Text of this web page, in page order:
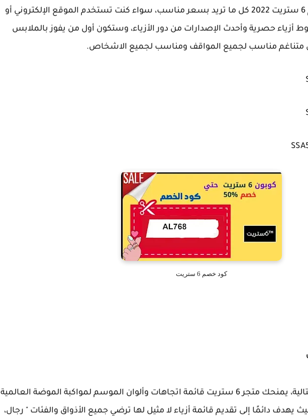
المنزل، يوفر لك كود خصم 6 ستريت 2022 كل ما تريد بسعر مناسب، سواء كنت تستخدم الموقع الإلكتروني أو
أزياء حصرية وأحدث الإصدارات من دور الأزياء، وستكون أول من يفوز بالملابس
متناغم مناسب لجميع المواقف ومناسب لجميع الاشخاص.
كود خصم 6 ستريت
في المواسم السنوية المتتالية، يمنحك متجر 6 ستريت قائمة اتجاهات وألوان الموسم لمواكبة الموضة العالمية
دائمًا إلى تقديم قائمة أزياء لا مثيل لها ترضي جميع الأذواق والفئات " رجال،